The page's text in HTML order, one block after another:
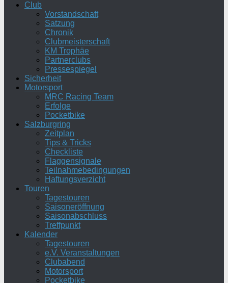
Club
Vorstandschaft
Satzung
Chronik
Clubmeisterschaft
KM Trophäe
Partnerclubs
Pressespiegel
Sicherheit
Motorsport
MRC Racing Team
Erfolge
Pocketbike
Salzburgring
Zeitplan
Tips & Tricks
Checkliste
Flaggensignale
Teilnahmebedingungen
Haftungsverzicht
Touren
Tagestouren
Saisoneröffnung
Saisonabschluss
Treffpunkt
Kalender
Tagestouren
e.V. Veranstaltungen
Clubabend
Motorsport
Pocketbike